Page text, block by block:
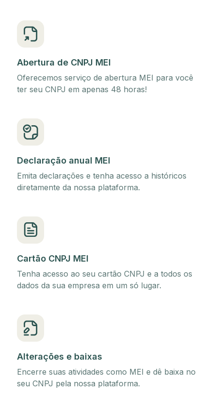
Abertura de CNPJ MEI
Oferecemos serviço de abertura MEI para você
ter seu CNPJ em apenas 48 horas!
Declaração anual MEI
Emita declarações e tenha acesso a históricos
diretamente da nossa plataforma.
Cartão CNPJ MEI
Tenha acesso ao seu cartão CNPJ e a todos os
dados da sua empresa em um só lugar.
Alterações e baixas
Encerre suas atividades como MEI e dê baixa no
seu CNPJ pela nossa plataforma.